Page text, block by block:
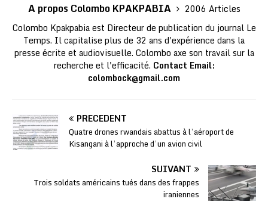
A propos Colombo KPAKPABIA
2006 Articles
Colombo Kpakpabia est Directeur de publication du journal Le
Temps. Il capitalise plus de 32 ans d'expérience dans la
presse écrite et audiovisuelle. Colombo axe son travail sur la
recherche et l'efficacité. Contact Email:
colombock@gmail.com
PRÉCÉDENT
Quatre drones rwandais abattus à l’aéroport de
Kisangani à l’approche d’un avion civil
SUIVANT
Trois soldats américains tués dans des frappes
iraniennes